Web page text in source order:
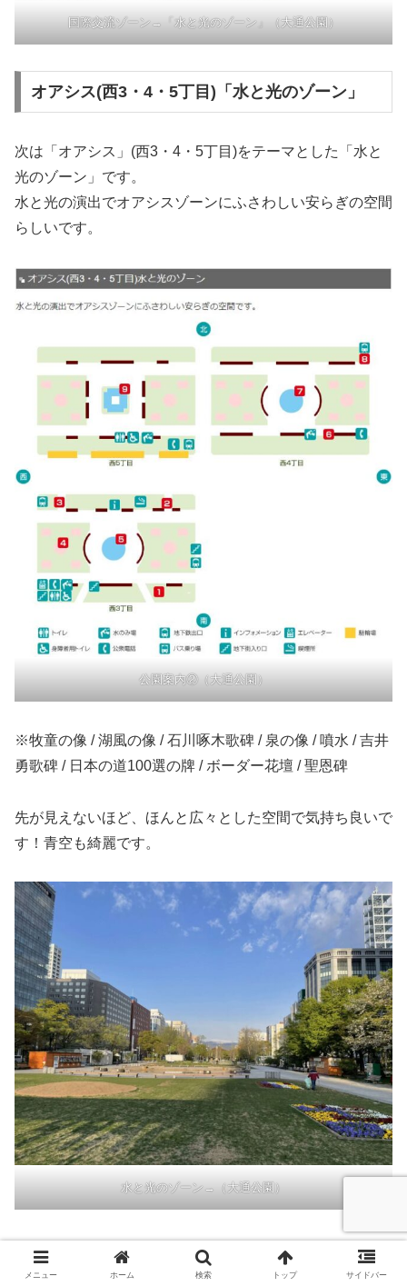
国際交流ゾーン→「水と光のゾーン」（大通公園）
オアシス(西3・4・5丁目)「水と光のゾーン」
次は「オアシス」(西3・4・5丁目)をテーマとした「水と
光のゾーン」です。
水と光の演出でオアシスゾーンにふさわしい安らぎの空間
らしいです。
公園案内②（大通公園）
※牧童の像 / 湖風の像 / 石川啄木歌碑 / 泉の像 / 噴水 / 吉井
勇歌碑 / 日本の道100選の牌 / ボーダー花壇 / 聖恩碑
先が見えないほど、ほんと広々とした空間で気持ち良いで
す！青空も綺麗です。
水と光のゾーン→（大通公園）
「牧童の像」です。…（峯孝・作）北海道酪農関係者が一
人20円を拠出し制作依頼。
メニュー ホーム 検索 トップ サイドバー